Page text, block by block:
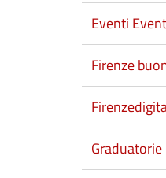
Eventi
Firenze